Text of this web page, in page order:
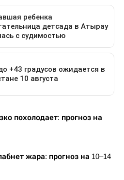
похолодает: прогноз на
жара: прогноз на 10–14